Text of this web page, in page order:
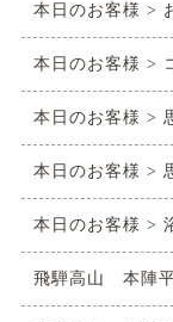
本日のお客様 >
本日のお客様 >
本日のお客様 >
本日のお客様 >
本日のお客様 >
飛騨高山 本陣